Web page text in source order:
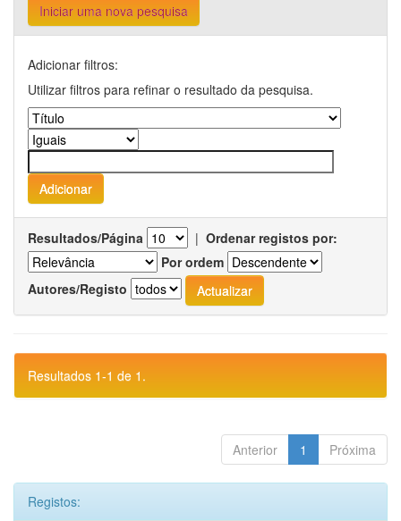
Iniciar uma nova pesquisa
Adicionar filtros:
Utilizar filtros para refinar o resultado da pesquisa.
Resultados/Página | Ordenar registos por:
Por ordem
Autores/Registo
Resultados 1-1 de 1.
Anterior 1 Próxima
Registos: